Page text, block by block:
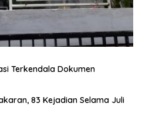
Terkendala Dokumen
83 Kejadian Selama Juli